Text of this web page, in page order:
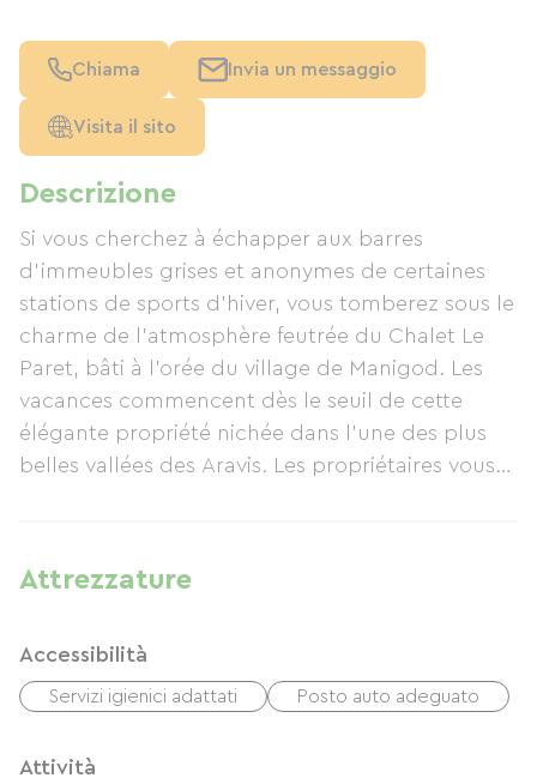
Descrizione
Si vous cherchez à échapper aux barres
d’immeubles grises et anonymes de certaines
stations de sports d’hiver, vous tomberez sous le
charme de l’atmosphère feutrée du Chalet Le
Paret, bâti à l’orée du village de Manigod. Les
vacances commencent dès le seuil de cette
élégante propriété nichée dans l’une des plus
belles vallées des Aravis. Les propriétaires vous
inclus.
POUR PLUS D'INFOS: rdv sur notre site chalet-le-
paret.com où vous pourrez réserver en quelques
à jour.
Attrezzature
Accessibilità
Servizi igienici adattati Posto auto adeguato
Attività
Chiama Invia un messaggio
Visita il sito